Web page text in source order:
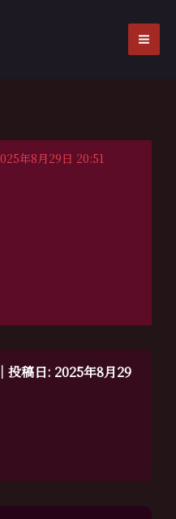
年8月29日 20:51
投稿日: 2025年8月29